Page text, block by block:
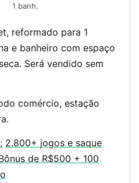
1 banh.
reformado para 1
e banheiro com espaço
Será vendido sem
comércio, estação
2.800+ jogos e saque
de R$500 + 100